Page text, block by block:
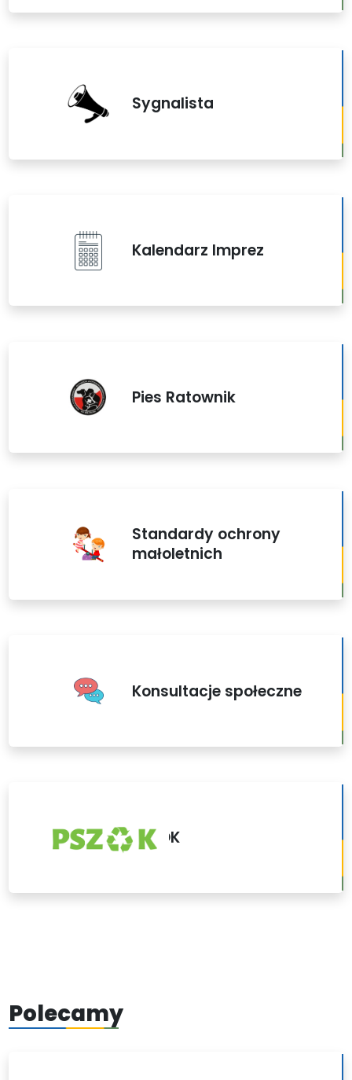
Sygnalista
Kalendarz Imprez
Pies Ratownik
Standardy ochrony
małoletnich
Konsultacje społeczne
PSZOK
Polecamy